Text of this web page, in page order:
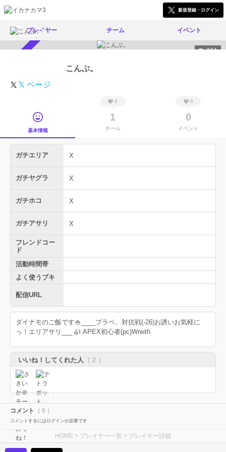
新規登録・ログイン
プレイヤー チーム イベント
374
こんぶ。
𝕏 ページ
基本情報
0
1
チーム
0
0
イベント
ガチエリア X
ガチヤグラ X
ガチホコ X
ガチアサリ X
フレンドコー
ド
活動時間帯
よく使うブキ
配信URL
ダイナモのご飯です🍚____プラベ、対抗戦(-26)お誘いお気軽に
っ！エリアサリ___ ໒꒱ APEX初心者(pc)Wreith
いいね！してくれた人 （ 2 ）
コメント （ 0 ）
コメントするにはログインが必要です
HOME > プレイヤー一覧 > プレイヤー詳細